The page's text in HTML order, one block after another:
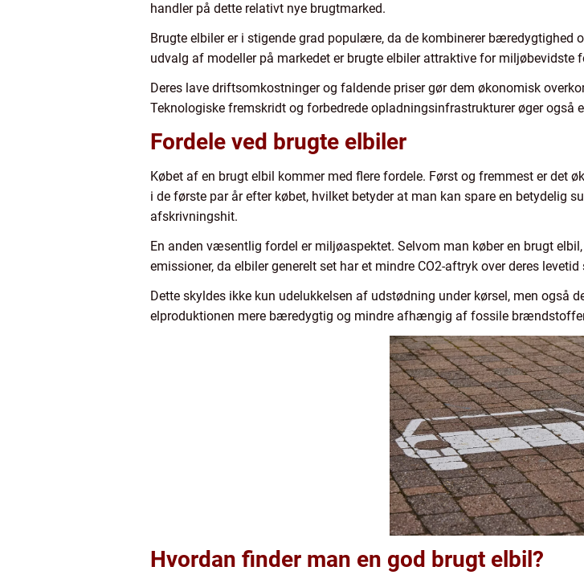
handler på dette relativt nye brugtmarked.
Brugte elbiler er i stigende grad populære, da de kombinerer bæredygtighed
udvalg af modeller på markedet er brugte elbiler attraktive for miljøbevidste
Deres lave driftsomkostninger og faldende priser gør dem økonomisk
Teknologiske fremskridt og forbedrede opladningsinfrastrukturer øger også
Fordele ved brugte elbiler
Købet af en brugt elbil kommer med flere fordele. Først og fremmest er
i de første par år efter købet, hvilket betyder at man kan spare en betydelig
afskrivningshit.
En anden væsentlig fordel er miljøaspektet. Selvom man køber en brugt
emissioner, da elbiler generelt set har et mindre CO2-aftryk over deres
Dette skyldes ikke kun udelukkelsen af udstødning under kørsel, men også
elproduktionen mere bæredygtig og mindre afhængig af fossile
Hvordan finder man en god brugt elbil?